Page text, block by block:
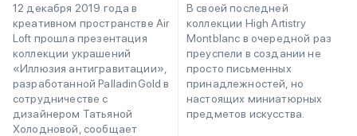
12 декабря 2019 года в
креативном пространстве Air
Loft прошла презентация
коллекции украшений
«Иллюзия антигравитации»,
разработанной PalladinGold в
сотрудничестве с
дизайнером Татьяной
Холодновой, сообщает
В своей последней
коллекции High Artistry
Montblanc в очередной раз
преуспели в создании не
просто письменных
принадлежностей, но
настоящих миниатюрных
предметов искусства.